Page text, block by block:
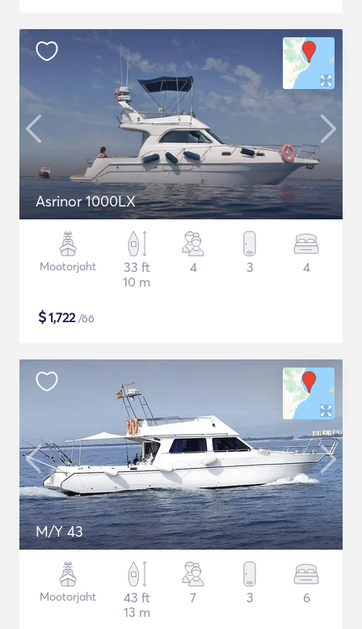
Asrinor 1000LX
Mootorjaht
33 ft
10 m
4 3 4
$1,722/öö
M/Y 43
Mootorjaht
43 ft
13 m
7 3 6